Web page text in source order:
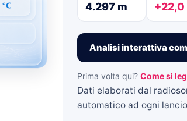
Sicily.it
4.297 m +22,0
Analisi interattiva
Prima volta qui? Come si
Dati elaborati dal
automatico ad ogni